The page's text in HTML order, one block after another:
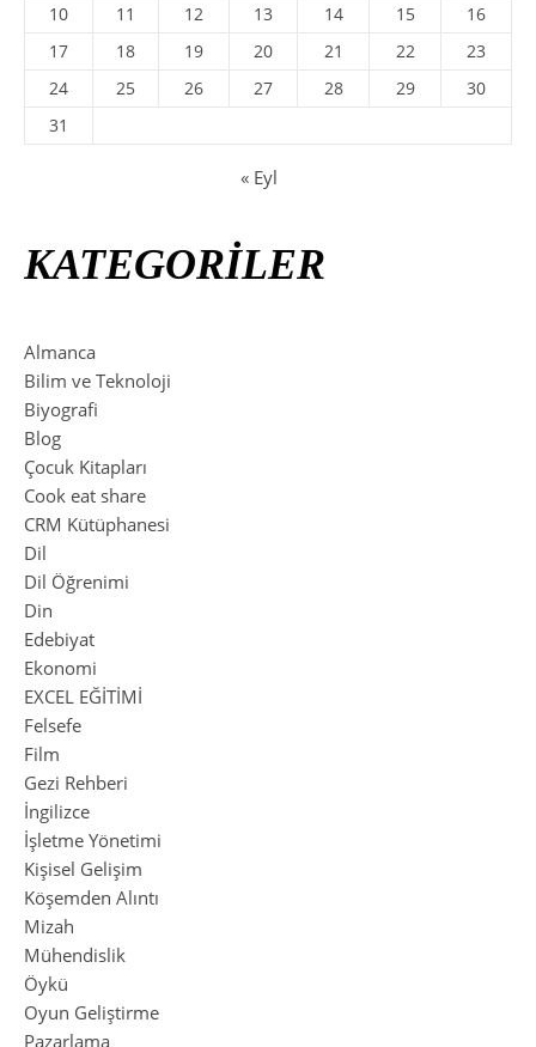
10
11 12 13 14 15
16
17
18 19 20 21 22
23
24
25 26 27 28 29
30
31
« Eyl
KATEGORİLER
Almanca
Bilim ve Teknoloji
Biyografi
Blog
Çocuk Kitapları
Cook eat share
CRM Kütüphanesi
Dil
Dil Öğrenimi
Din
Edebiyat
Ekonomi
EXCEL EĞİTİMİ
Felsefe
Film
Gezi Rehberi
İngilizce
İşletme Yönetimi
Kişisel Gelişim
Köşemden Alıntı
Mizah
Mühendislik
Öykü
Oyun Geliştirme
Pazarlama